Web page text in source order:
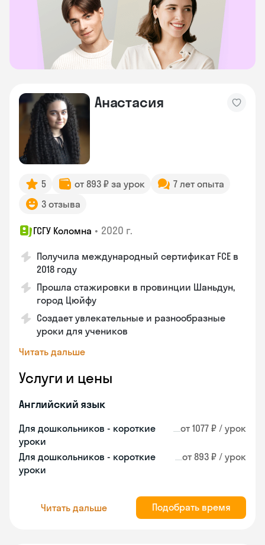
Анастасия
5 от 893 ₽ за урок
7 лет опыта
3 отзыва
ГСГУ Коломна • 2020 г.
Получила международный сертификат FCE в
2018 году
Прошла стажировки в провинции Шаньдун,
город Цюйфу
Создает увлекательные и разнообразные
уроки для учеников
Читать дальше
Услуги и цены
Английский язык
Для дошкольников - короткие
уроки
от 1077 ₽ / урок
Для дошкольников - короткие
уроки
от 893 ₽ / урок
Читать дальше Подобрать время